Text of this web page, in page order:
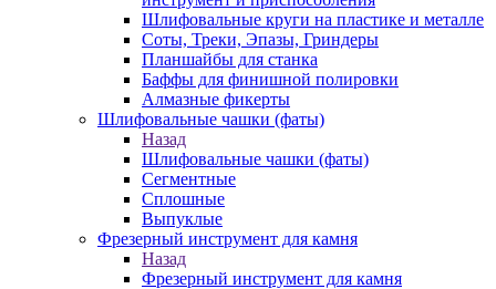
Шлифовальные круги на пластике и металле
Соты, Треки, Эпазы, Гриндеры
Планшайбы для станка
Баффы для финишной полировки
Алмазные фикерты
Шлифовальные чашки (фаты)
Назад
Шлифовальные чашки (фаты)
Сегментные
Сплошные
Выпуклые
Фрезерный инструмент для камня
Назад
Фрезерный инструмент для камня